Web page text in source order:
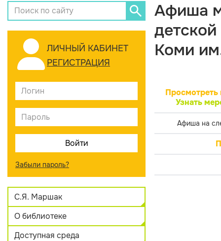
ЛИЧНЫЙ КАБИНЕТ
РЕГИСТРАЦИЯ
Забыли пароль?
С.Я. Маршак
О библиотеке
Доступная среда
Афиша
Коми
Просмотреть
Узнать
Афиша на